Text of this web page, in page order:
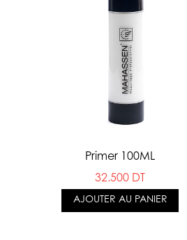
Primer 100ML
32.500 DT
AJOUTER AU PANIER